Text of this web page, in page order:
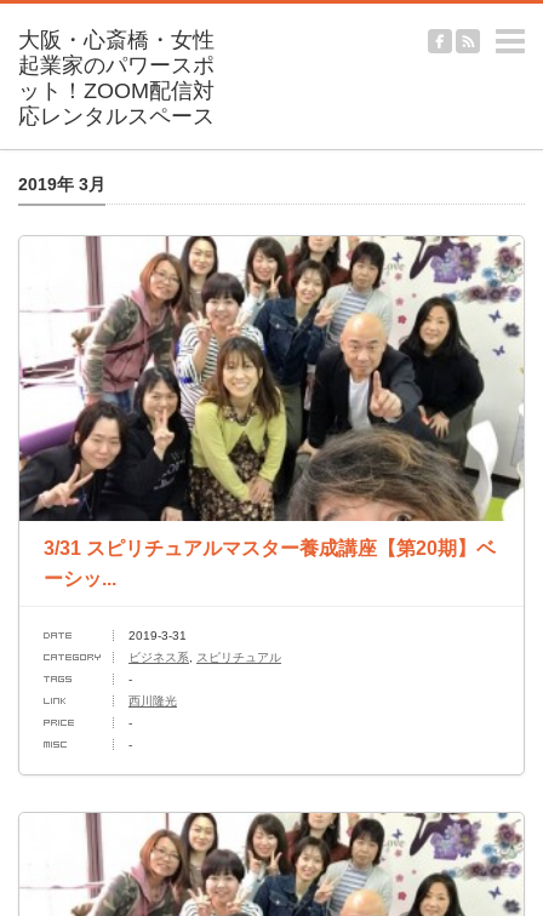
2019年 3月
3/31 スピリチュアルマスター養成講座【第20期】ベ
ーシッ...
2019-3-31
ビジネス系
スピリチュアル
-
西川隆光
-
-